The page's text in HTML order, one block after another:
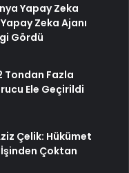
Yapay Zeka
Zeka Ajanı
Gördü
Tondan Fazla
Ele Geçirildi
Çelik: Hükümet
Çoktan